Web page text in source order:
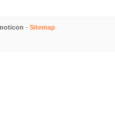
- Sitemap